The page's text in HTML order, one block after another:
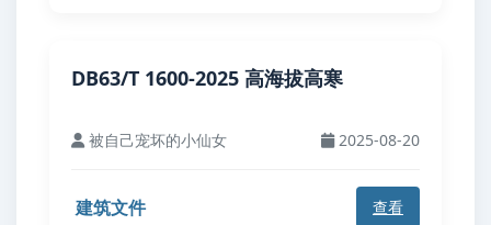
DB63/T 1600-2025 高海拔高寒
被自己宠坏的小仙女 2025-08-20
建筑文件 查看